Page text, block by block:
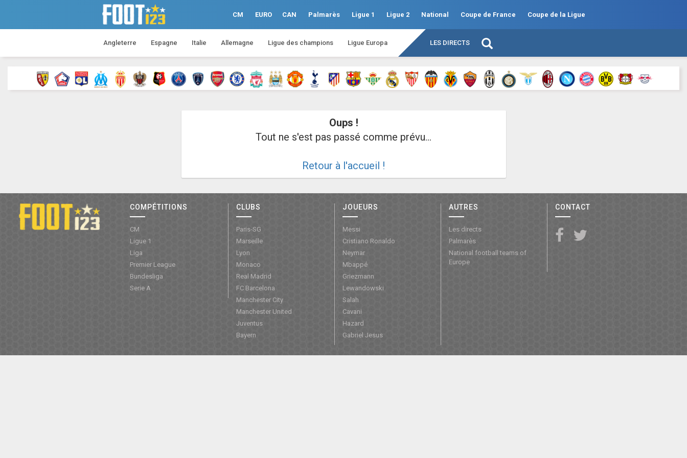
CM EURO CAN Palmarès Ligue 1 Ligue 2 National Coupe de France Coupe de la Ligue
Angleterre Espagne Italie Allemagne Ligue des champions Ligue Europa LES DIRECTS
Oups !
Tout ne s'est pas passé comme prévu...
Retour à l'accueil !
COMPÉTITIONS
CM
Ligue 1
Liga
Premier League
Bundesliga
Serie A
CLUBS
Paris-SG
Marseille
Lyon
Monaco
Real Madrid
FC Barcelona
Manchester City
Manchester United
Juventus
Bayern
JOUEURS
Messi
Cristiano Ronaldo
Neymar
Mbappé
Griezmann
Lewandowski
Salah
Cavani
Hazard
Gabriel Jesus
AUTRES
Les directs
Palmarès
National football teams of
Europe
CONTACT